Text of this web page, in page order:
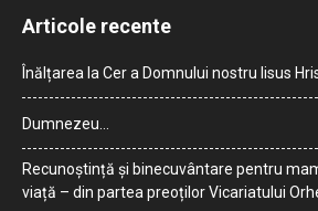
Articole recente
Înălțarea la Cer a Domnului nostru Iisus
Dumnezeu…
Recunoștință și binecuvântare pentru
viață – din partea preoților Vicariatului